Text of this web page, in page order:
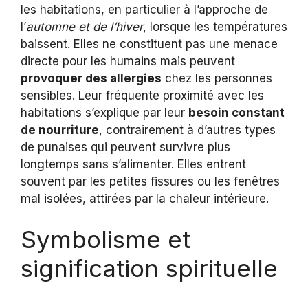
les habitations, en particulier à l’approche de
l’automne et de l’hiver, lorsque les températures
baissent. Elles ne constituent pas une menace
directe pour les humains mais peuvent
provoquer des allergies chez les personnes
sensibles. Leur fréquente proximité avec les
habitations s’explique par leur besoin constant
de nourriture, contrairement à d’autres types
de punaises qui peuvent survivre plus
longtemps sans s’alimenter. Elles entrent
souvent par les petites fissures ou les fenêtres
mal isolées, attirées par la chaleur intérieure.
Symbolisme et
signification spirituelle